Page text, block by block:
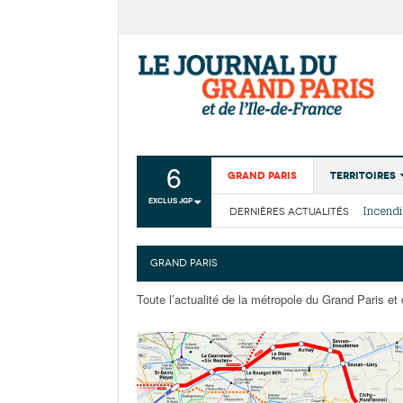
6
EXCLUS JGP
Grand Paris Territoires
Services
DERNIÈRES ACTUALITÉS
La
Les
GRAND PARIS
Toute l’actualité de la métropole du Grand Paris